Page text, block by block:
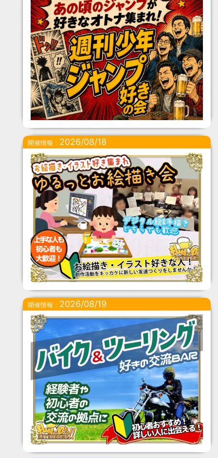
開催情報： 2026/08/18
開催情報： 2026/08/19